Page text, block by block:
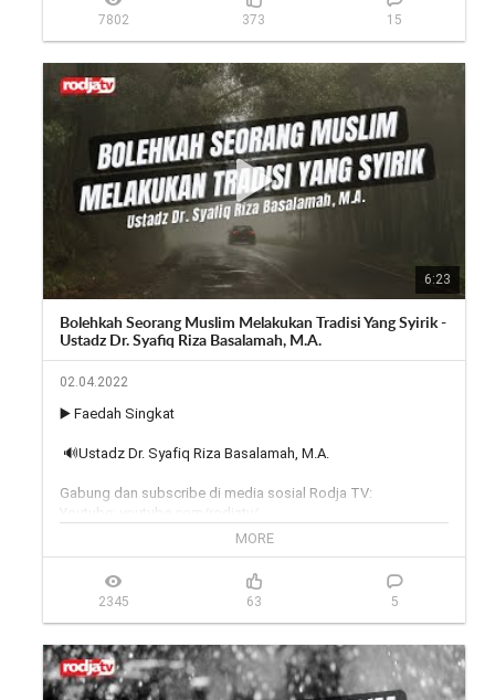
Instagram:
https://www.instagram.com/rodjatv/
Twitter: https://twitter.com/rodjatv
https://t.me/rodjatv
___
Rodja TV melalui satelit:
Satelit Telkom 4,
Frekuensi: 3824,
Symbol Rate: 3636,
Polaritas: H (Horizontal)
Outlet rodja
https://wa.me/6281291888756
7802 373 15
6:23
Bolehkah Seorang Muslim Melakukan Tradisi Yang Syirik -
Ustadz Dr. Syafiq Riza Basalamah, M.A.
02.04.2022
▶️ Faedah Singkat
Gabung dan subscribe di media sosial Rodja TV:
Youtube: youtube.com/rodjatv/
Instagram: https://www.instagram.com/rodjatv/
Facebook: facebook.com/Rodjaofficial
Twitter: twitter.com/rodjatv
https://www.youtube.com/menebarcaha...
Telegram: https://t.me/rodjatv
MORE
2345 63 5